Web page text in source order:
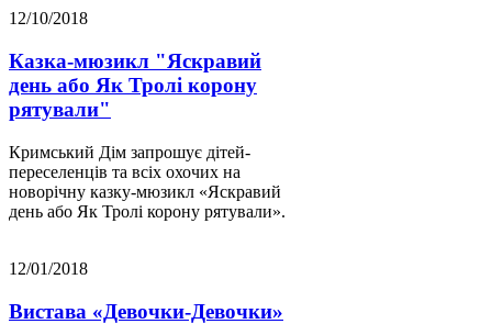
12/10/2018
Казка-мюзикл "Яскравий
день або Як Тролі корону
рятували"
Кримський Дім запрошує дітей-
переселенців та всіх охочих на
новорічну казку-мюзикл «Яскравий
день або Як Тролі корону рятували».
12/01/2018
Вистава «Девочки-Девочки»